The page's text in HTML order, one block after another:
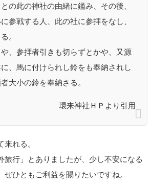
の此の神社の由緒に鑑み、その後、
参戦する人、此の社に参拝をなし、
。
、参拝者引きも切らずとかや、又源
、馬に付けられし鈴をも奉納されし
大小の鈴を奉納さる。
環来神社ＨＰより引用
れる。
旅行」とありましたが、少し不安になる
ぜひともご利益を賜りたいですね。